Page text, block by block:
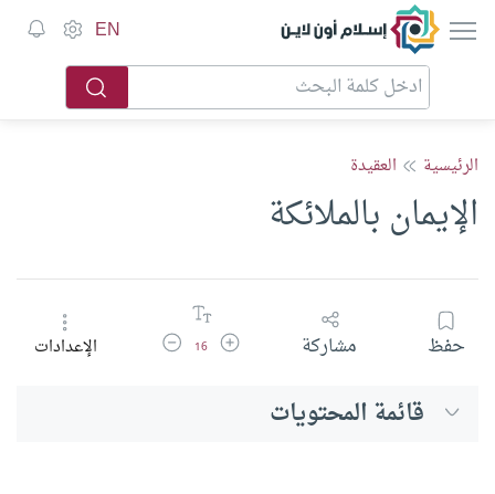
إسلام أون لاين EN
الرئيسية العقيدة
الإيمان بالملائكة
حفظ مشاركة زيادة حجم الخط
16 تقليل حجم الخطالإعدادات
قائمة المحتويات